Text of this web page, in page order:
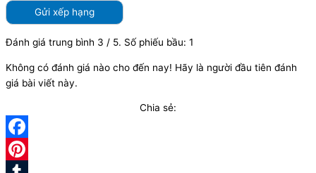
Gửi xếp hạng
Đánh giá trung bình 3 / 5. Số phiếu bầu: 1
Không có đánh giá nào cho đến nay! Hãy là người đầu tiên đánh
giá bài viết này.
Chia sẻ: